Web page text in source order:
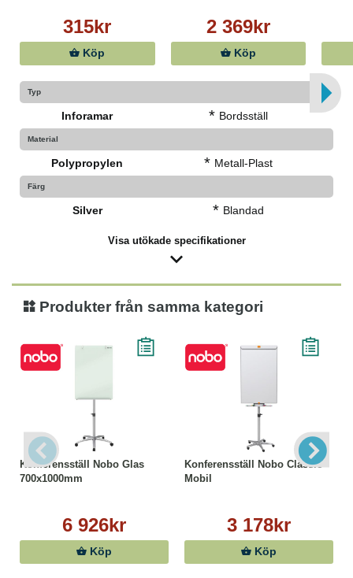
315kr
Köp
2 369kr
Köp
Typ
Inforamar * Bordsställ
Material
Polypropylen * Metall-Plast
Färg
Silver * Blandad
Visa utökade specifikationer
Produkter från samma kategori
Konferensställ Nobo Glas
700x1000mm
6 926kr
Köp
Konferensställ Nobo Classic
Mobil
3 178kr
Köp